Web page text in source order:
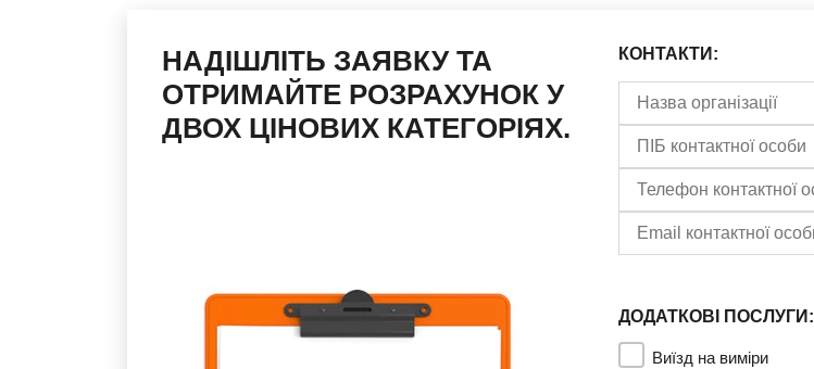
НАДІШЛІТЬ ЗАЯВКУ ТА
ОТРИМАЙТЕ РОЗРАХУНОК У
ДВОХ ЦІНОВИХ КАТЕГОРІЯХ.
КОНТАКТИ:
ДОДАТКОВІ ПОСЛУГИ:
Виїзд на виміри